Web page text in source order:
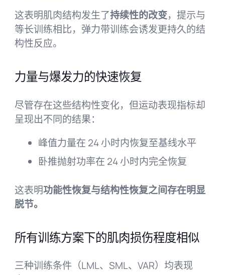
这表明肌肉结构发生了持续性的改变，提示与
等长训练相比，弹力带训练会诱发更持久的结
构性反应。
力量与爆发力的快速恢复
尽管存在这些结构性变化，但运动表现指标却
呈现出不同的结果：
峰值力量在 24 小时内恢复至基线水平
卧推抛射功率在 24 小时内完全恢复
这表明功能性恢复与结构性恢复之间存在明显
脱节。
所有训练方案下的肌肉损伤程度相似
三种训练条件（LML、SML、VAR）均表现